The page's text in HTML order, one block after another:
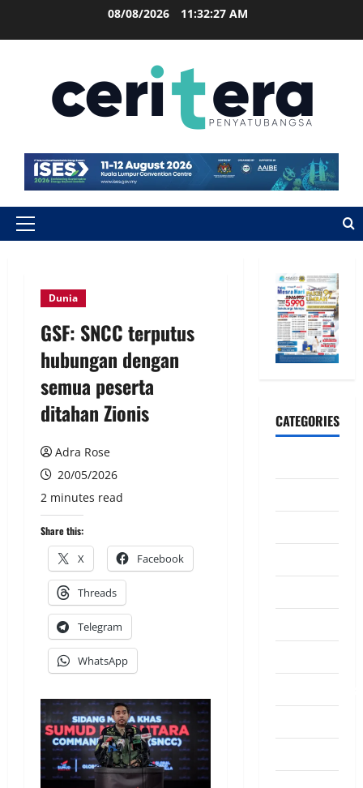
08/08/2026 11:32:28 AM
Dunia
GSF: SNCC terputus
hubungan dengan
semua peserta
ditahan Zionis
Adra Rose
20/05/2026
2 minutes read
Share this:
X Facebook
Threads
Telegram
WhatsApp
CATEGORIES